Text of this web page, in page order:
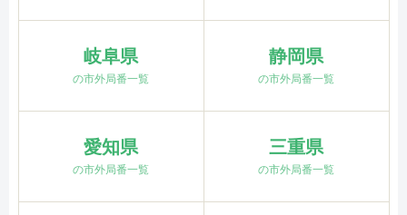
岐阜県
の市外局番一覧
静岡県
の市外局番一覧
愛知県
の市外局番一覧
三重県
の市外局番一覧